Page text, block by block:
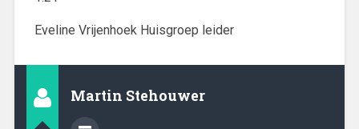
Eveline Vrijenhoek Huisgroep leider
Martin Stehouwer